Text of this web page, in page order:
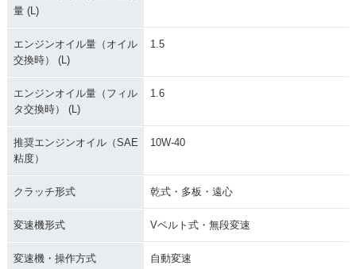
量 (L)
エンジンオイル量（オイル
交換時） (L)
1.5
エンジンオイル量（フィル
タ交換時） (L)
1.6
推奨エンジンオイル（SAE
粘度）
10W-40
クラッチ形式 乾式・多板・遠心
変速機形式 Vベルト式・無段変速
変速機・操作方式 自動変速